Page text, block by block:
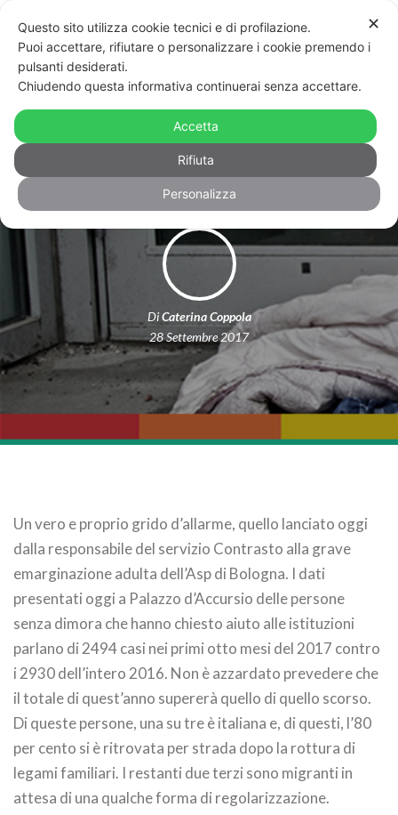
Bologna: in aumento il fenomeno
delle persone lgbt senza casa
DiCaterina Coppola
28 Settembre 2017
Un vero e proprio grido d’allarme, quello lanciato oggi
dalla responsabile del servizio Contrasto alla grave
emarginazione adulta dell’Asp di Bologna. I dati
presentati oggi a Palazzo d’Accursio delle persone
senza dimora che hanno chiesto aiuto alle istituzioni
parlano di 2494 casi nei primi otto mesi del 2017 contro
i 2930 dell’intero 2016. Non è azzardato prevedere che
il totale di quest’anno supererà quello di quello scorso.
Di queste persone, una su tre è italiana e, di questi, l’80
per cento si è ritrovata per strada dopo la rottura di
legami familiari. I restanti due terzi sono migranti in
attesa di una qualche forma di regolarizzazione.
✕
Questo sito utilizza cookie tecnici e di profilazione.
Puoi accettare, rifiutare o personalizzare i cookie premendo i
pulsanti desiderati.
Chiudendo questa informativa continuerai senza accettare.
Accetta
Rifiuta
Personalizza